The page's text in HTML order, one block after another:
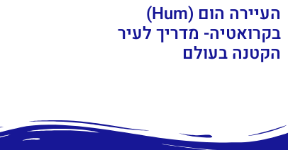
העיירה הום (Hum)
בקרואטיה- מדריך לעיר
הקטנה בעולם